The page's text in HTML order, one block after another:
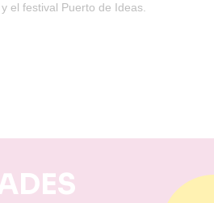
el festival Puerto de Ideas.